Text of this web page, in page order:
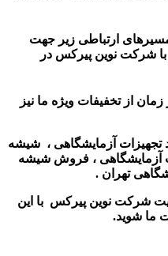
ارتباطی زیر جهت
با شرکت نوین پیرکس در
از تخفیفات ویژه ما نیز
تجهیزات آزمایشگاهی ، شیشه
آزمایشگاهی ، فروش شیشه
تهران .
شرکت نوین پیرکس با این
ما شوید.